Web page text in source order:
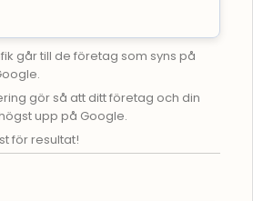
går till de företag som syns på
gör så att ditt företag och din
upp på Google.
för resultat!